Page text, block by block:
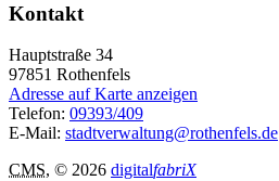
Kontakt
Hauptstraße 34
97851 Rothenfels
Adresse auf Karte anzeigen
Telefon: 09393/409
E-Mail: stadtverwaltung@rothenfels.de
CMS, © 2026 digitalfabriX